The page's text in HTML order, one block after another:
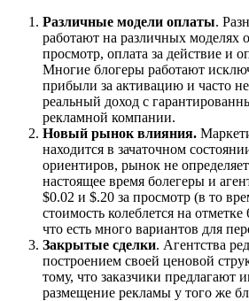
Различные модели оплаты.
работают на различных моделях
просмотр, оплата за действие и
Многие блогеры работают
прибыли за активацию и часто
реальный доход с
рекламной компании.
Новый рынок влияния.
находится в зачаточном
ориентиров, рынок не
настоящее время болегеры и
$0.02 и $.20 за просмотр (в то
стоимость колеблется на
что есть много вариантов для
Закрытые сделки. Агентства
построением своей ценовой
тому, что заказчики предлагают
размещение рекламы у того же